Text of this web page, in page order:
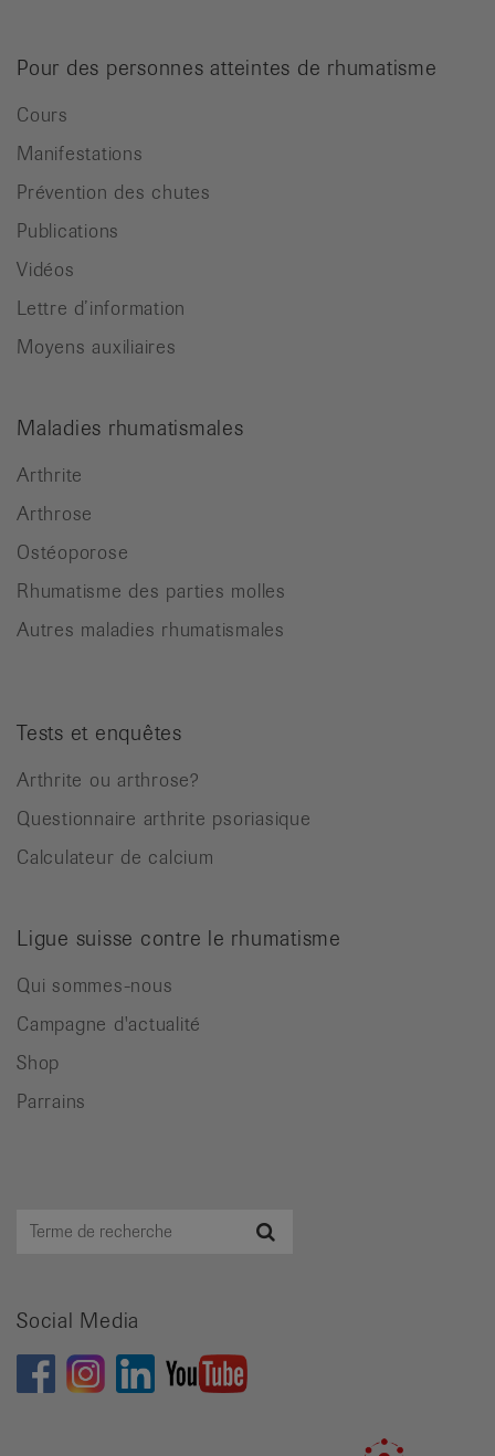
Pour des personnes atteintes de rhumatisme
Cours
Manifestations
Prévention des chutes
Publications
Vidéos
Lettre d’information
Moyens auxiliaires
Maladies rhumatismales
Arthrite
Arthrose
Ostéoporose
Rhumatisme des parties molles
Autres maladies rhumatismales
Tests et enquêtes
Arthrite ou arthrose?
Questionnaire arthrite psoriasique
Calculateur de calcium
Ligue suisse contre le rhumatisme
Qui sommes-nous
Campagne d'actualité
Shop
Parrains
Terme
Social Media